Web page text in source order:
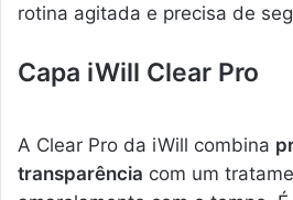
rotina agitada e precisa de
Capa iWill Clear Pro
A Clear Pro da iWill combina
transparência com um